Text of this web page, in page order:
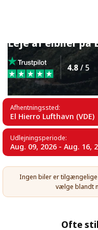
Leje af elbiler på
Afhentningssted:
El Hierro Lufthavn (VDE)
Udlejningsperiode:
Aug. 09, 2026 - Aug. 16,
Ingen biler er tilgængelige
vælge blandt
Ofte